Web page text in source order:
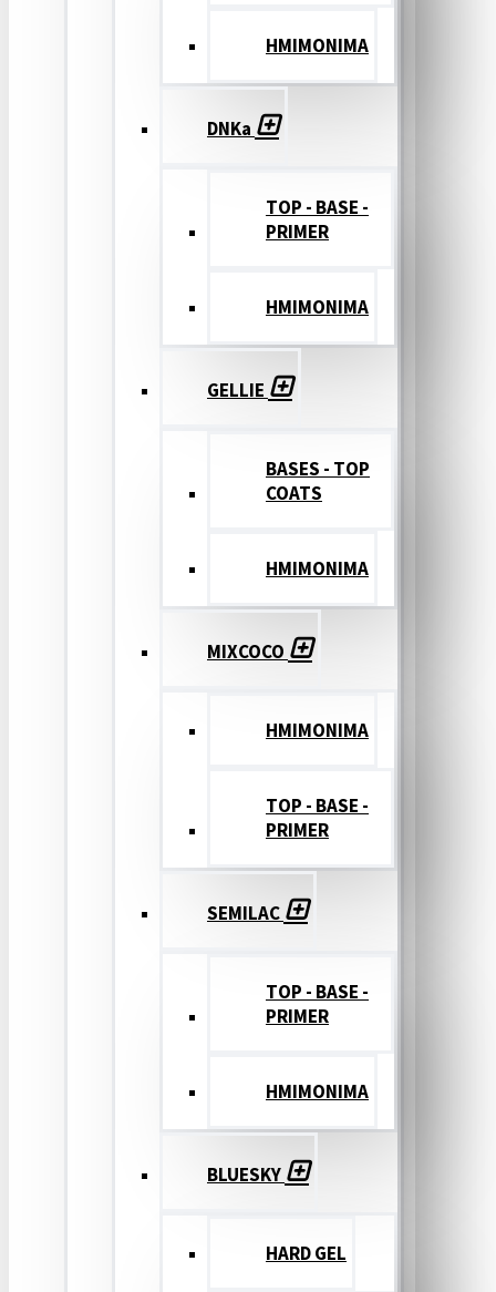
ΗΜΙΜΟΝΙΜΑ
DNKa
TOP - BASE -
PRIMER
ΗΜΙΜΟΝΙΜΑ
GELLIE
BASES - TOP
COATS
ΗΜΙΜΟΝΙΜΑ
MIXCOCO
HMIMONIMA
TOP - BASE -
PRIMER
SEMILAC
TOP - BASE -
PRIMER
ΗΜΙΜΟΝΙΜΑ
BLUESKY
HARD GEL